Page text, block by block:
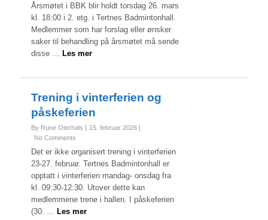
Årsmøtet i BBK blir holdt torsdag 26. mars
kl. 18:00 i 2. etg. i Tertnes Badmintonhall.
Medlemmer som har forslag eller ønsker
saker til behandling på årsmøtet må sende
disse …Les mer
Trening i vinterferien og
påskeferien
By Rune Oterhals
15. februar 2026
No Comments
Det er ikke organisert trening i vinterferien
23-27. februar. Tertnes Badmintonhall er
opptatt i vinterferien mandag- onsdag fra
kl. 09:30-12:30. Utover dette kan
medlemmene trene i hallen. I påskeferien
(30. …Les mer